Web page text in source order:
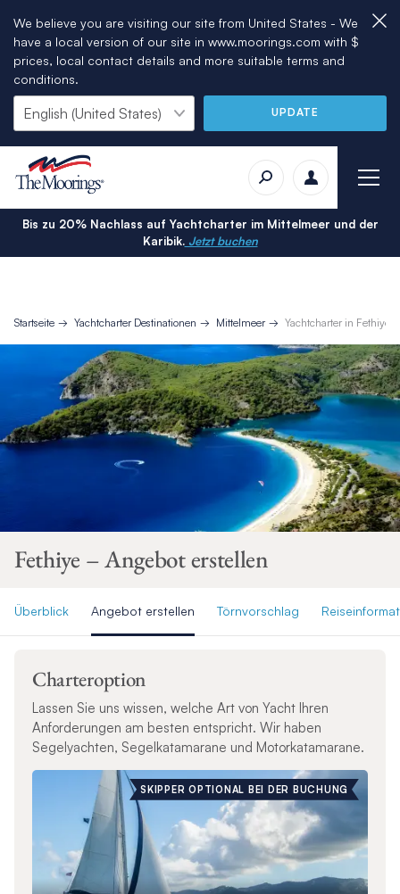
We believe you are visiting our site from United States - We
have a local version of our site in www.moorings.com with $
prices, local contact details and more suitable terms and
conditions.
UPDATE
Bis zu 20% Nachlass auf Yachtcharter im Mittelmeer und der
Karibik.Jetzt buchen
Startseite Yachtcharter Destinationen Mittelmeer Yachtcharter in Fethiye
Fethiye – Angebot erstellen
Überblick Angebot erstellen Törnvorschlag
Charteroption
Lassen Sie uns wissen, welche Art von Yacht Ihren
Anforderungen am besten entspricht. Wir haben
Segelyachten, Segelkatamarane und Motorkatamarane.
SKIPPER OPTIONAL BEI DER BUCHUNG